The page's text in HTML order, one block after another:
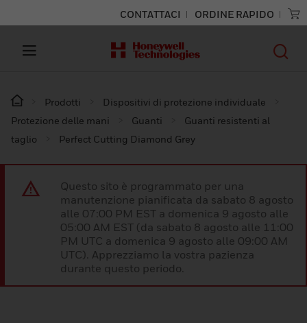
CONTATTACI ORDINE RAPIDO
Prodotti
Dispositivi di protezione individuale
Protezione delle mani
Guanti
Guanti resistenti al
taglio
Perfect Cutting Diamond Grey
Questo sito è programmato per una
manutenzione pianificata da sabato 8 agosto
alle 07:00 PM EST a domenica 9 agosto alle
05:00 AM EST (da sabato 8 agosto alle 11:00
PM UTC a domenica 9 agosto alle 09:00 AM
UTC). Apprezziamo la vostra pazienza
durante questo periodo.